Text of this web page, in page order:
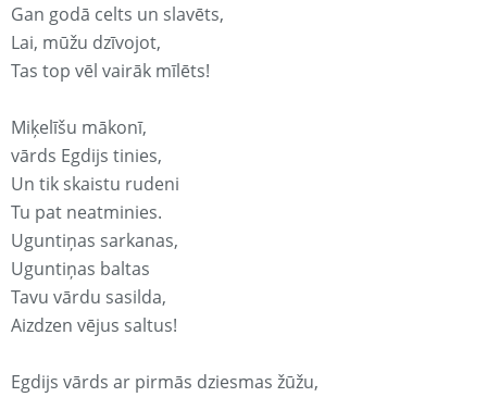
Gan godā celts un slavēts,
Lai, mūžu dzīvojot,
Tas top vēl vairāk mīlēts!
Miķelīšu mākonī,
vārds Egdijs tinies,
Un tik skaistu rudeni
Tu pat neatminies.
Uguntiņas sarkanas,
Uguntiņas baltas
Tavu vārdu sasilda,
Aizdzen vējus saltus!
Egdijs vārds ar pirmās dziesmas žūžu,